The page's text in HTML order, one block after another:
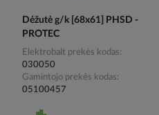
Dėžutė g/k [68x61] PHSD -
PROTEC
Elektrobalt prekės kodas
030050
Gamintojo prekės kodas
05100457